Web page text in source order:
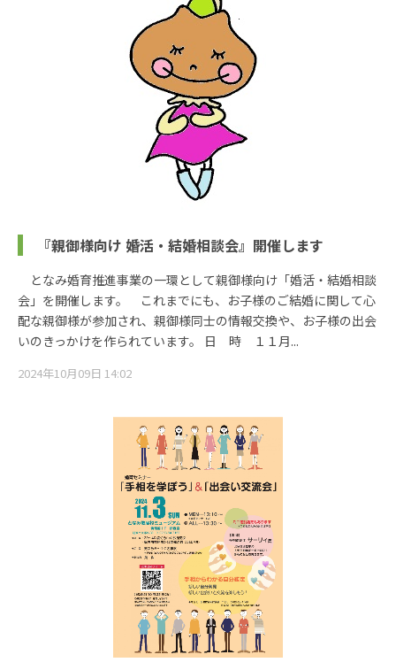
『親御様向け 婚活・結婚相談会』開催します
となみ婚育推進事業の一環として親御様向け「婚活・結婚相談
会」を開催します。 これまでにも、お子様のご結婚に関して心
配な親御様が参加され、親御様同士の情報交換や、お子様の出会
いのきっかけを作られています。 日 時 １１月...
2024年10月09日 14:02